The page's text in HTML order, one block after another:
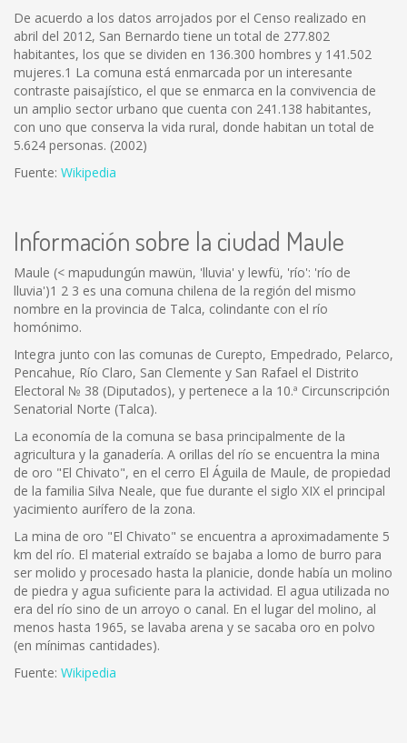
De acuerdo a los datos arrojados por el Censo realizado en
abril del 2012, San Bernardo tiene un total de 277.802
habitantes, los que se dividen en 136.300 hombres y 141.502
mujeres.1 La comuna está enmarcada por un interesante
contraste paisajístico, el que se enmarca en la convivencia de
un amplio sector urbano que cuenta con 241.138 habitantes,
con uno que conserva la vida rural, donde habitan un total de
5.624 personas. (2002)
Fuente: Wikipedia
Información sobre la ciudad Maule
Maule (< mapudungún mawün, 'lluvia' y lewfü, 'río': 'río de
lluvia')1 2 3 es una comuna chilena de la región del mismo
nombre en la provincia de Talca, colindante con el río
homónimo.
Integra junto con las comunas de Curepto, Empedrado, Pelarco,
Pencahue, Río Claro, San Clemente y San Rafael el Distrito
Electoral № 38 (Diputados), y pertenece a la 10.ª Circunscripción
Senatorial Norte (Talca).
La economía de la comuna se basa principalmente de la
agricultura y la ganadería. A orillas del río se encuentra la mina
de oro "El Chivato", en el cerro El Águila de Maule, de propiedad
de la familia Silva Neale, que fue durante el siglo XIX el principal
yacimiento aurífero de la zona.
La mina de oro "El Chivato" se encuentra a aproximadamente 5
km del río. El material extraído se bajaba a lomo de burro para
ser molido y procesado hasta la planicie, donde había un molino
de piedra y agua suficiente para la actividad. El agua utilizada no
era del río sino de un arroyo o canal. En el lugar del molino, al
menos hasta 1965, se lavaba arena y se sacaba oro en polvo
(en mínimas cantidades).
Fuente: Wikipedia